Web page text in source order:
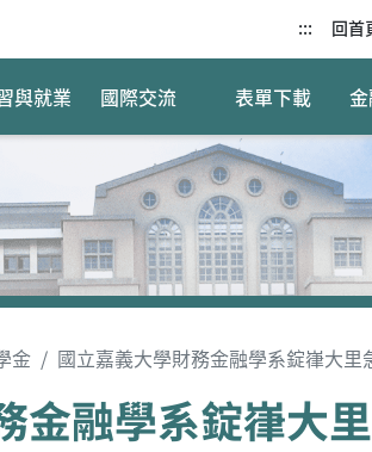
::: 回首
與就業 國際交流 表單下載
金 國立嘉義大學財務金融學系錠嵂大
金融學系錠嵂大